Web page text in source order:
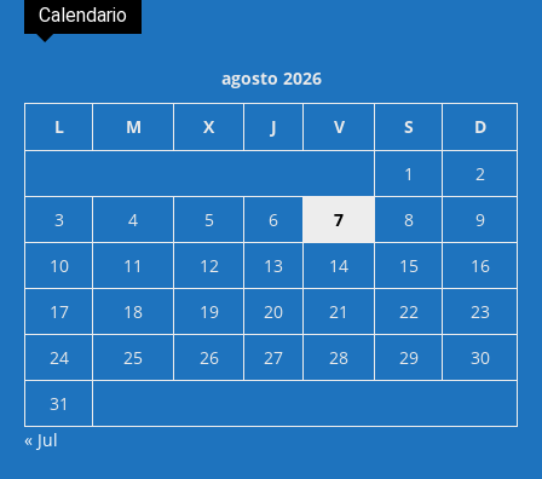
Calendario
agosto 2026
L M X J V S D
1
2
3
4 5 6 7 8
9
10
11 12 13 14 15
16
17
18 19 20 21 22
23
24
25 26 27 28 29
30
31
« Jul